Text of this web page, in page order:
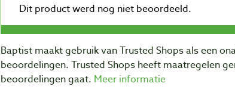
Baptist maakt gebruik van Trusted Shops als een
beoordelingen. Trusted Shops heeft maatregelen
beoordelingen gaat. Meer informatie